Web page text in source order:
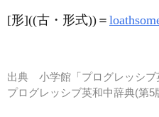
[形]((古・形式))＝
出典 小学館「プログレッシブ
プログレッシブ英和中辞典(